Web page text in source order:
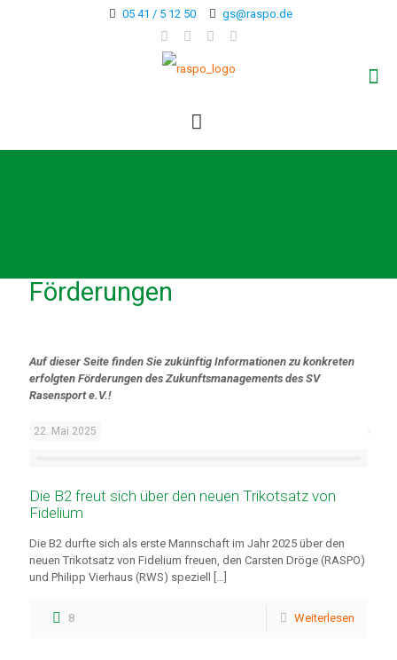
05 41 / 5 12 50 gs@raspo.de
Förderungen
Auf dieser Seite finden Sie zukünftig Informationen zu konkreten
erfolgten Förderungen des Zukunftsmanagements des SV
Rasensport e.V.!
22. Mai 2025
Die B2 freut sich über den neuen Trikotsatz von
Fidelium
Die B2 durfte sich als erste Mannschaft im Jahr 2025 über den
neuen Trikotsatz von Fidelium freuen, den Carsten Dröge (RASPO)
und Philipp Vierhaus (RWS) speziell […]
8 Weiterlesen